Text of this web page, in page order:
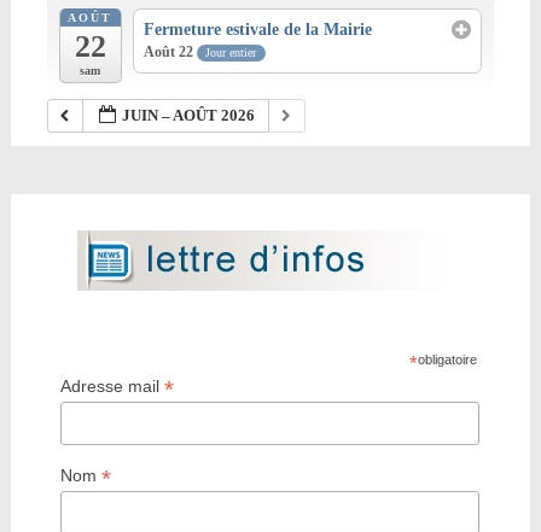
AOÛT
22
sam
Fermeture estivale de la Mairie
Août 22 Jour entier
JUIN – AOÛT 2026
*obligatoire
Adresse mail*
Nom*